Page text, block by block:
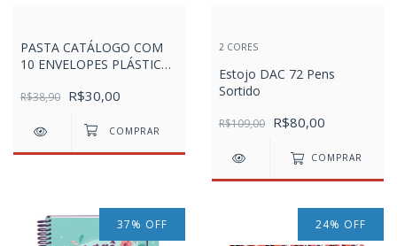
PASTA CATÁLOGO COM
10 ENVELOPES PLÁSTICOS
R$38,90 R$30,00
2 CORES
Estojo DAC 72 Pens
Sortido
R$109,00 R$80,00
COMPRAR
37% OFF 24% OFF